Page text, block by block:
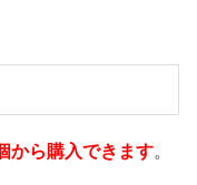
から購入できます。